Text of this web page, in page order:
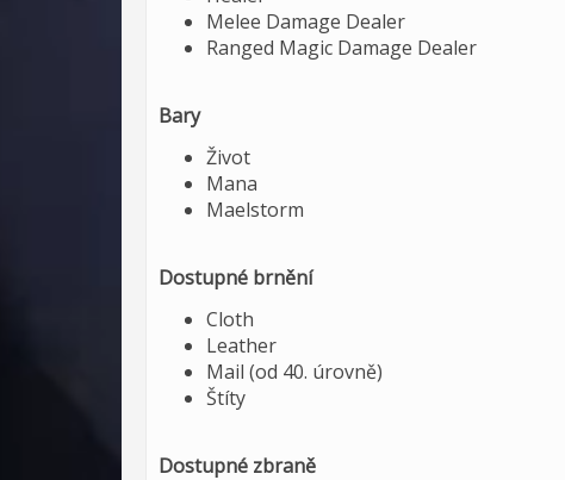
Melee Damage Dealer
Ranged Magic Damage Dealer
Bary
Život
Mana
Maelstorm
Dostupné brnění
Cloth
Leather
Mail (od 40. úrovně)
Štíty
Dostupné zbraně